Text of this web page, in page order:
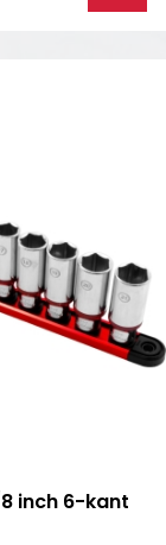
inch 6-kant